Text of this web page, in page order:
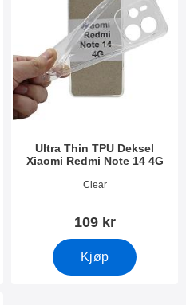
Ultra Thin TPU Deksel
Xiaomi Redmi Note 14 4G
Varenummer 52770
Clear
109 kr
Kjøp